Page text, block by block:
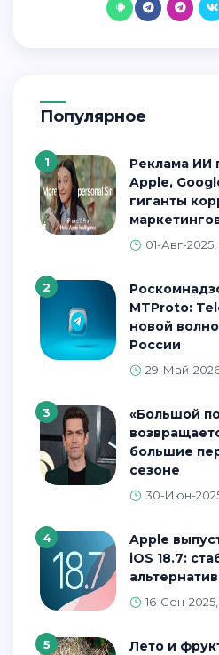
Популярное
1
Реклама ИИ под прицелом:
Apple,
гиганты
01-Авг-
2
Роскомнадзор нацелился на
MTProto:
новой
России
29-Май-
3
«Большой потенциал»
большие
сезоне
30-Июн-
4
Apple выпустила обновление
iOS 18.7:
16-Сен-
5 Лето и